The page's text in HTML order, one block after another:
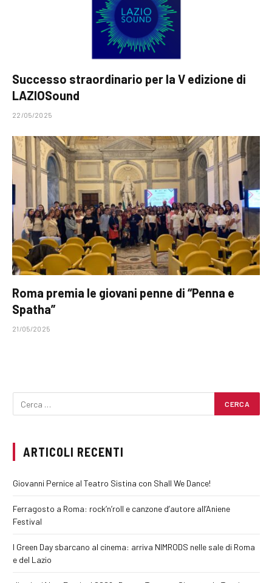
Successo straordinario per la V edizione di
LAZIOSound
22/05/2025
Roma premia le giovani penne di “Penna e
Spatha”
21/05/2025
ARTICOLI RECENTI
Giovanni Pernice al Teatro Sistina con Shall We Dance!
Ferragosto a Roma: rock’n’roll e canzone d’autore all’Aniene
Festival
I Green Day sbarcano al cinema: arriva NIMRODS nelle sale di Roma
e del Lazio